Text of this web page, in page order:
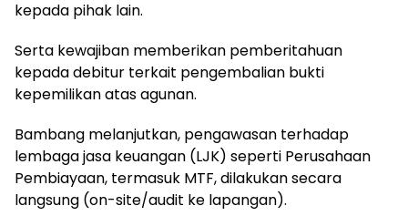
kepada pihak lain.
Serta kewajiban memberikan pemberitahuan
kepada debitur terkait pengembalian bukti
kepemilikan atas agunan.
Bambang melanjutkan, pengawasan terhadap
lembaga jasa keuangan (LJK) seperti Perusahaan
Pembiayaan, termasuk MTF, dilakukan secara
langsung (on-site/audit ke lapangan).